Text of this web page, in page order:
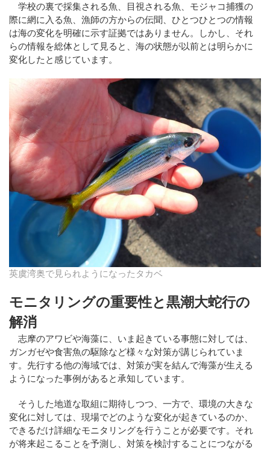
学校の裏で採集される魚、目視される魚、モジャコ捕獲の
際に網に入る魚、漁師の方からの伝聞、ひとつひとつの情報
は海の変化を明確に示す証拠ではありません。しかし、それ
らの情報を総体として見ると、海の状態が以前とは明らかに
変化したと感じています。
英虞湾奥で見られようになったタカベ
モニタリングの重要性と黒潮大蛇行の
解消
志摩のアワビや海藻に、いま起きている事態に対しては、
ガンガゼや食害魚の駆除など様々な対策が講じられていま
す。先行する他の海域では、対策が実を結んで海藻が生える
ようになった事例があると承知しています。
そうした地道な取組に期待しつつ、一方で、環境の大きな
変化に対しては、現場でどのような変化が起きているのか、
できるだけ詳細なモニタリングを行うことが必要です。それ
が将来起こることを予測し、対策を検討することにつながる